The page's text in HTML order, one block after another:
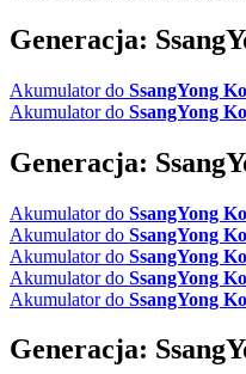
Generacja:
Akumulator do SsangYong
Akumulator do SsangYong
Generacja:
Akumulator do SsangYong
Akumulator do SsangYong
Akumulator do SsangYong
Akumulator do SsangYong
Akumulator do SsangYong
Generacja: